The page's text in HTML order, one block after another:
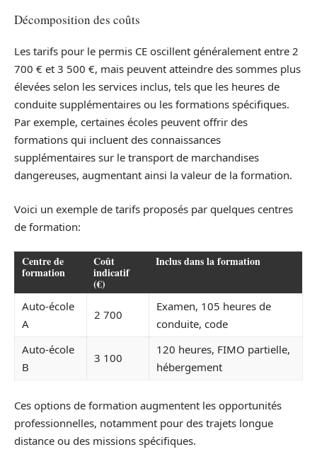
Décomposition des coûts
Les tarifs pour le permis CE oscillent généralement entre 2
700 € et 3 500 €, mais peuvent atteindre des sommes plus
élevées selon les services inclus, tels que les heures de
conduite supplémentaires ou les formations spécifiques.
Par exemple, certaines écoles peuvent offrir des
formations qui incluent des connaissances
supplémentaires sur le transport de marchandises
dangereuses, augmentant ainsi la valeur de la formation.
Voici un exemple de tarifs proposés par quelques centres
de formation:
Centre de
formation
Coût
indicatif
(€)
Inclus dans la formation
Auto-école
A
2 700
Examen, 105 heures de
conduite, code
Auto-école
B
3 100
120 heures, FIMO partielle,
hébergement
Ces options de formation augmentent les opportunités
professionnelles, notamment pour des trajets longue
distance ou des missions spécifiques.